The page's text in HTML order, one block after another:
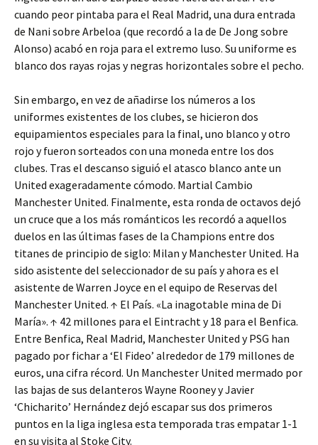
cuando peor pintaba para el Real Madrid, una dura entrada
de Nani sobre Arbeloa (que recordó a la de De Jong sobre
Alonso) acabó en roja para el extremo luso. Su uniforme es
blanco dos rayas rojas y negras horizontales sobre el pecho.
Sin embargo, en vez de añadirse los números a los
uniformes existentes de los clubes, se hicieron dos
equipamientos especiales para la final, uno blanco y otro
rojo y fueron sorteados con una moneda entre los dos
clubes. Tras el descanso siguió el atasco blanco ante un
United exageradamente cómodo. Martial Cambio
Manchester United. Finalmente, esta ronda de octavos dejó
un cruce que a los más románticos les recordó a aquellos
duelos en las últimas fases de la Champions entre dos
titanes de principio de siglo: Milan y Manchester United. Ha
sido asistente del seleccionador de su país y ahora es el
asistente de Warren Joyce en el equipo de Reservas del
Manchester United. ↑ El País. «La inagotable mina de Di
María». ↑ 42 millones para el Eintracht y 18 para el Benfica.
Entre Benfica, Real Madrid, Manchester United y PSG han
pagado por fichar a ‘El Fideo’ alrededor de 179 millones de
euros, una cifra récord. Un Manchester United mermado por
las bajas de sus delanteros Wayne Rooney y Javier
‘Chicharito’ Hernández dejó escapar sus dos primeros
puntos en la liga inglesa esta temporada tras empatar 1-1
en su visita al Stoke City.